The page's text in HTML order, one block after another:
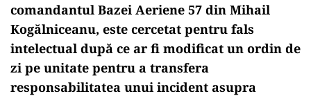
comandantul Bazei Aeriene 57 din Mihail
Kogălniceanu, este cercetat pentru fals
intelectual după ce ar fi modificat un ordin de
zi pe unitate pentru a transfera
responsabilitatea unui incident asupra